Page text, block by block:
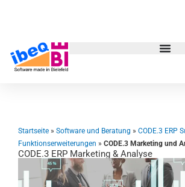
Startseite » Software und Beratung » CODE.3 ERP
Funktionserweiterungen » CODE.3 Marketing und
CODE.3 ERP Marketing & Analyse